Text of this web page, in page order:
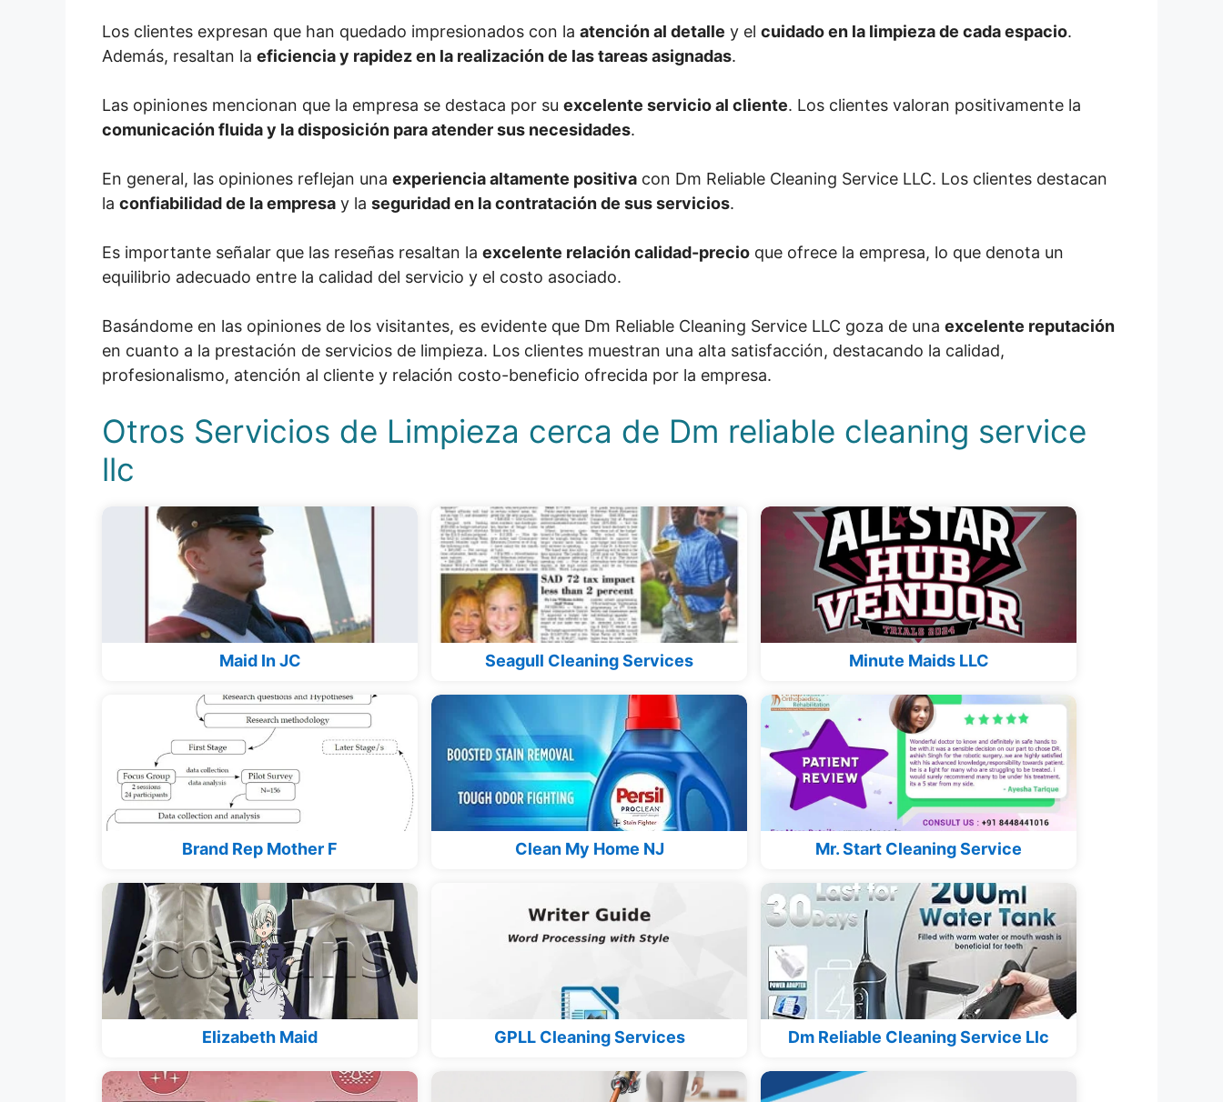
Los clientes expresan que han quedado impresionados con la atención al detalle y el cuidado en la limpieza de cada espacio.
Además, resaltan la eficiencia y rapidez en la realización de las tareas asignadas.
Las opiniones mencionan que la empresa se destaca por su excelente servicio al cliente. Los clientes valoran positivamente la
comunicación fluida y la disposición para atender sus necesidades.
En general, las opiniones reflejan una experiencia altamente positiva con Dm Reliable Cleaning Service LLC. Los clientes destacan
la confiabilidad de la empresa y la seguridad en la contratación de sus servicios.
Es importante señalar que las reseñas resaltan la excelente relación calidad-precio que ofrece la empresa, lo que denota un
equilibrio adecuado entre la calidad del servicio y el costo asociado.
Basándome en las opiniones de los visitantes, es evidente que Dm Reliable Cleaning Service LLC goza de una excelente reputación
en cuanto a la prestación de servicios de limpieza. Los clientes muestran una alta satisfacción, destacando la calidad,
profesionalismo, atención al cliente y relación costo-beneficio ofrecida por la empresa.
Otros Servicios de Limpieza cerca de Dm reliable cleaning service
llc
Maid In JC Seagull Cleaning Services Minute Maids LLC
Brand Rep Mother F Clean My Home NJ Mr. Start Cleaning Service
Elizabeth Maid GPLL Cleaning Services Dm Reliable Cleaning Service Llc